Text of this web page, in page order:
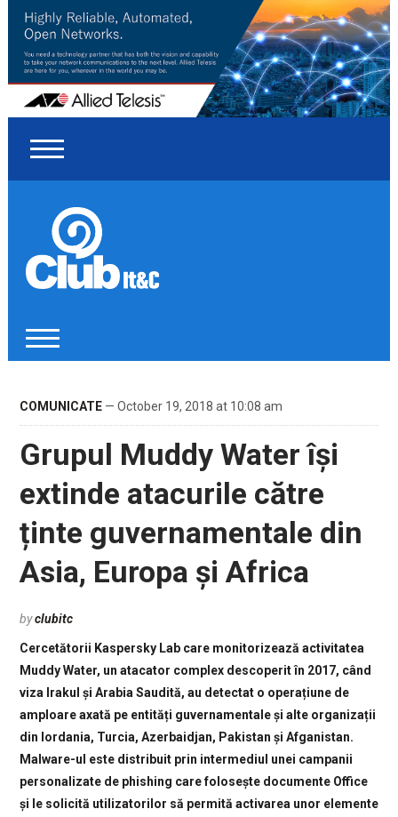
COMUNICATE— October 19, 2018 at 10:08 am
Grupul Muddy Water își
extinde atacurile către
ținte guvernamentale din
Asia, Europa și Africa
byclubitc
Cercetătorii Kaspersky Lab care monitorizează activitatea
Muddy Water, un atacator complex descoperit în 2017, când
viza Irakul și Arabia Saudită, au detectat o operațiune de
amploare axată pe entități guvernamentale și alte organizații
din Iordania, Turcia, Azerbaidjan, Pakistan și Afganistan.
Malware-ul este distribuit prin intermediul unei campanii
personalizate de phishing care folosește documente Office
și le solicită utilizatorilor să permită activarea unor elemente